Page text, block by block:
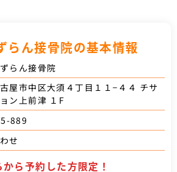
らん接骨院の基本情報
らん接骨院
屋市中区大須４丁目１１−４４ チサ
ン上前津 １F
889
せ
から予約した方限定！